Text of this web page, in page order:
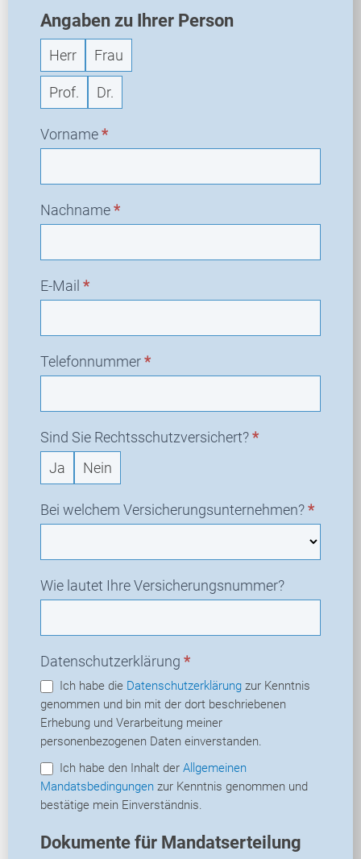
Angaben zu Ihrer Person
Herr Frau
Prof. Dr.
Vorname*
Nachname*
E-Mail *
Telefonnummer*
Sind Sie Rechtsschutzversichert?*
Ja
Nein
Bei welchem Versicherungsunternehmen?*
Wie lautet Ihre Versicherungsnummer?
Datenschutzerklärung *
Ich habe die Datenschutzerklärung zur Kenntnis
genommen und bin mit der dort beschriebenen
Erhebung und Verarbeitung meiner
personenbezogenen Daten einverstanden.
Ich habe den Inhalt der Allgemeinen
Mandatsbedingungen
bestätige mein Einverständnis.
Dokumente für Mandatserteilung